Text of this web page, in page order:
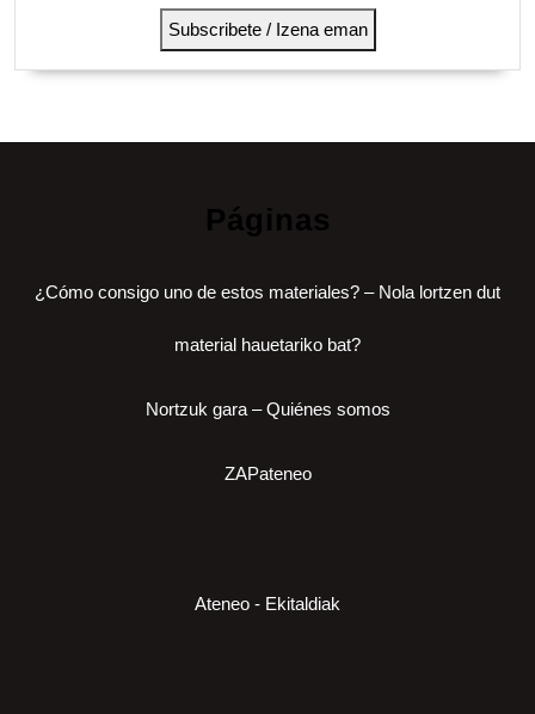
Subscribete / Izena eman
Páginas
¿Cómo consigo uno de estos materiales? – Nola lortzen dut
material hauetariko bat?
Nortzuk gara – Quiénes somos
ZAPateneo
Ateneo - Ekitaldiak